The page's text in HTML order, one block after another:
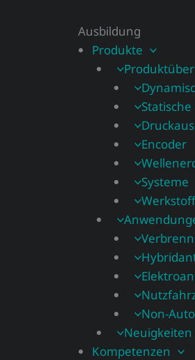
Ausbildung
Produkte
Encoder
Systeme
Non-
Neuigkeiten
Kompetenzen